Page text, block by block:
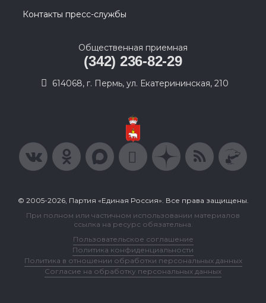
Контакты пресс-службы
Общественная приемная
(342) 236-82-29
614068, г. Пермь, ул. Екатерининская, 210
© 2005-2026, Партия «Единая Россия». Все права защищены.
При полном или частичном использовании материалов
ссылка на ресурс обязательна.
Пользовательское соглашение
Политика конфиденциальности
Политика в отношении обработки персональных данных
Согласие на обработку персональных данных